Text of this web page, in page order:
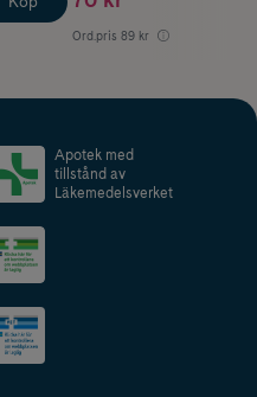
Ord.pris 89 kr
Apotek med
tillstånd av
Läkemedelsverket